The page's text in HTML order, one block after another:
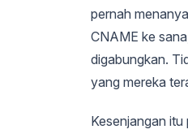
pernah
CNAME ke
digabungkan.
yang mereka
Kesenjangan